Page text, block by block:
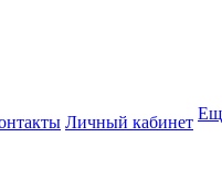
Личный кабинет